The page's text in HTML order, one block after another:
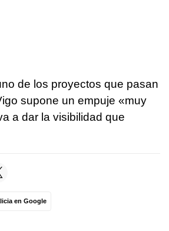
de los proyectos que pasan
supone un empuje «muy
a dar la visibilidad que
en Google